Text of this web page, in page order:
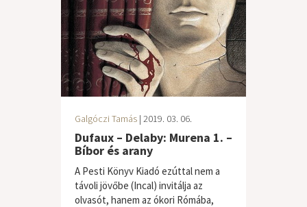
Galgóczi Tamás | 2019. 03. 06.
Dufaux – Delaby: Murena 1. –
Bíbor és arany
A Pesti Könyv Kiadó ezúttal nem a
távoli jövőbe (Incal) invitálja az
olvasót, hanem az ókori Rómába,